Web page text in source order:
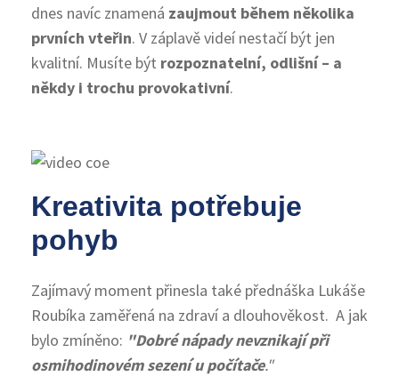
dnes navíc znamená zaujmout během několika
prvních vteřin. V záplavě videí nestačí být jen
kvalitní. Musíte být rozpoznatelní, odlišní – a
někdy i trochu provokativní.
Kreativita potřebuje
pohyb
Zajímavý moment přinesla také přednáška Lukáše
Roubíka zaměřená na zdraví a dlouhověkost. A jak
bylo zmíněno: "Dobré nápady nevznikají při
osmihodinovém sezení u počítače."